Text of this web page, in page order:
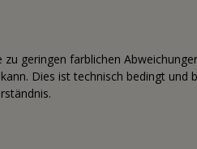
geringen farblichen
Dies ist technisch bedingt und